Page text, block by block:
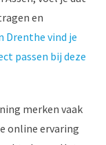
en
Drenthe vind je
passen bij deze
merken vaak
online ervaring